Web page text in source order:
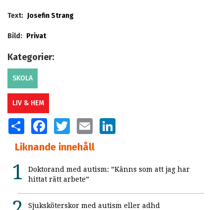
Text: Josefin Strang
Bild: Privat
Kategorier:
SKOLA
LIV & HEM
SHARE FACEBOOKTWITTER EMAIL
Liknande innehåll
Doktorand med autism: ”Känns som att jag har
hittat rätt arbete”
Sjuksköterskor med autism eller adhd